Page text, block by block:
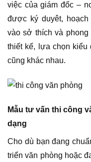
việc của giám đốc –
được ký duyêt,
vào sở thích và
thiết kế, lựa chọn kiểu
cũng khác nhau.
Mẫu tư vấn thi công
dạng
Cho dù bạn đang
triển văn phòng hoặc